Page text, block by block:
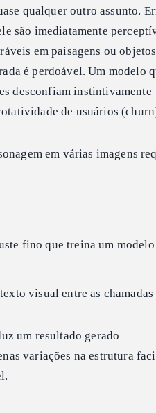
qualquer outro assunto.
são imediatamente
em paisagens ou
é perdoável. Um modelo
desconfiam
de usuários
em várias imagens
fino que treina um modelo
visual entre as chamadas
um resultado gerado
variações na estrutura